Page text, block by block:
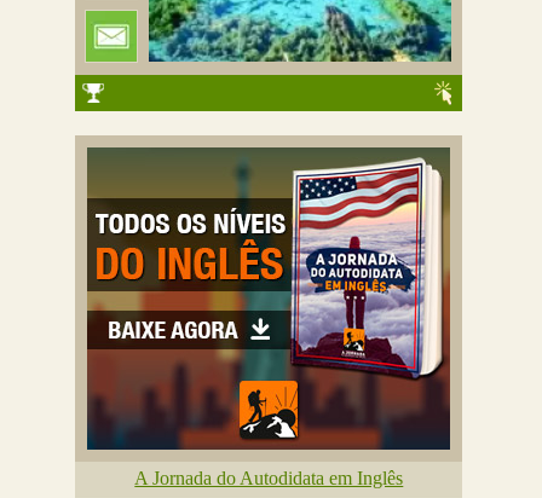
A Jornada do Autodidata em Inglês